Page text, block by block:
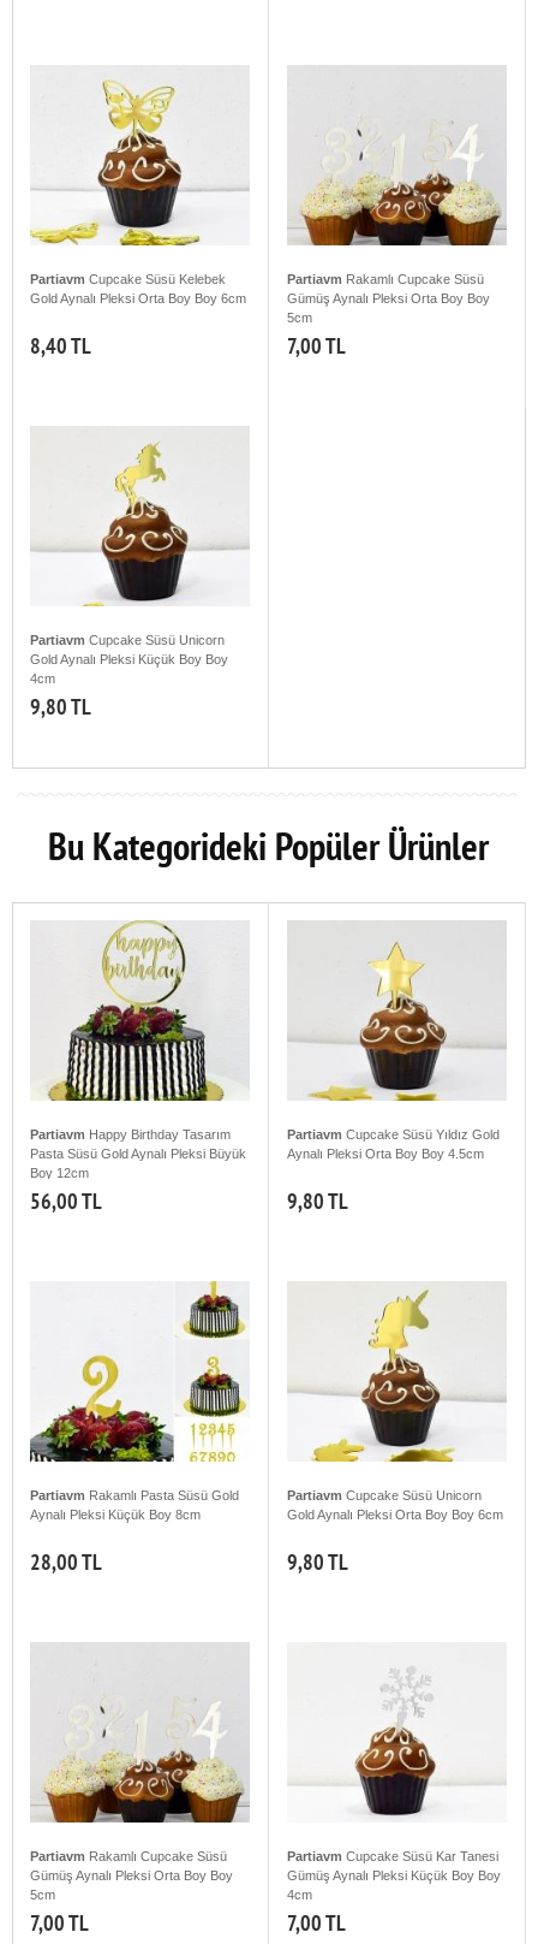
Partiavm Cupcake Süsü Kelebek
Gold Aynalı Pleksi Orta Boy Boy 6cm
8,40 TL
Partiavm Rakamlı Cupcake Süsü
Gümüş Aynalı Pleksi Orta Boy Boy
5cm
7,00 TL
Partiavm Cupcake Süsü Unicorn
Gold Aynalı Pleksi Küçük Boy Boy
4cm
9,80 TL
Bu Kategorideki Popüler Ürünler
Partiavm Happy Birthday Tasarım
Pasta Süsü Gold Aynalı Pleksi Büyük
Boy 12cm
56,00 TL
Partiavm Cupcake Süsü Yıldız Gold
Aynalı Pleksi Orta Boy Boy 4.5cm
9,80 TL
Partiavm Rakamlı Pasta Süsü Gold
Aynalı Pleksi Küçük Boy 8cm
28,00 TL
Partiavm Cupcake Süsü Unicorn
Gold Aynalı Pleksi Orta Boy Boy 6cm
9,80 TL
Partiavm Rakamlı Cupcake Süsü
Gümüş Aynalı Pleksi Orta Boy Boy
5cm
7,00 TL
Partiavm Cupcake Süsü Kar Tanesi
Gümüş Aynalı Pleksi Küçük Boy Boy
4cm
7,00 TL